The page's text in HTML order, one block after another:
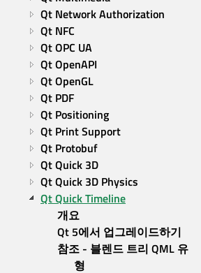
Qt Network Authorization
Qt NFC
Qt OPC UA
Qt OpenAPI
Qt OpenGL
Qt PDF
Qt Positioning
Qt Print Support
Qt Protobuf
Qt Quick 3D
Qt Quick 3D Physics
Qt Quick Timeline
개요
Qt 5에서 업그레이드하기
참조 - 블렌드 트리 QML 유
형